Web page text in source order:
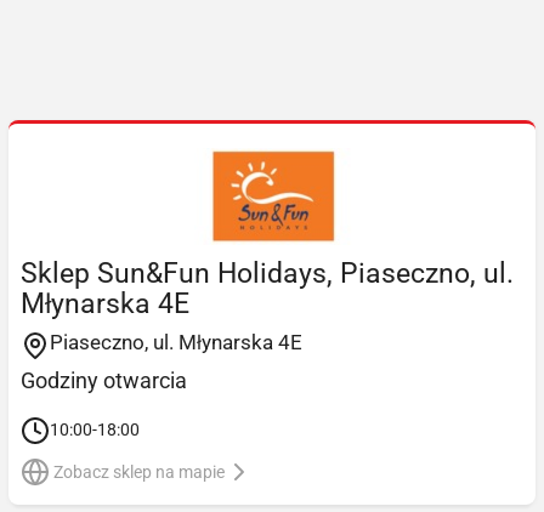
Sklep Sun&Fun Holidays, Piaseczno, ul.
Młynarska 4E
Piaseczno, ul. Młynarska 4E
Godziny otwarcia
10:00-18:00
Zobacz sklep na mapie